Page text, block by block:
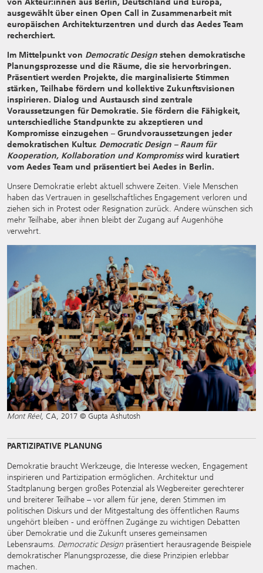
ausgewählt über einen Open Call in Zusammenarbeit mit
europäischen Architekturzentren und durch das Aedes Team
recherchiert.
Im Mittelpunkt von Democratic Design stehen demokratische
Planungsprozesse und die Räume, die sie hervorbringen.
Präsentiert werden Projekte, die marginalisierte Stimmen
stärken, Teilhabe fördern und kollektive Zukunftsvisionen
inspirieren. Dialog und Austausch sind zentrale
Voraussetzungen für Demokratie. Sie fördern die Fähigkeit,
unterschiedliche Standpunkte zu akzeptieren und
Kompromisse einzugehen – Grundvoraussetzungen jeder
demokratischen Kultur. Democratic Design – Raum für
Kooperation, Kollaboration und Kompromisswird kuratiert
vom Aedes Team und präsentiert bei Aedes in Berlin.
Unsere Demokratie erlebt aktuell schwere Zeiten. Viele Menschen
haben das Vertrauen in gesellschaftliches Engagement verloren und
ziehen sich in Protest oder Resignation zurück. Andere wünschen sich
mehr Teilhabe, aber ihnen bleibt der Zugang auf Augenhöhe
verwehrt.
Mont Réel, CA, 2017 © Gupta Ashutosh
PARTIZIPATIVE PLANUNG
Demokratie braucht Werkzeuge, die Interesse wecken, Engagement
inspirieren und Partizipation ermöglichen. Architektur und
Stadtplanung bergen großes Potenzial als Wegbereiter gerechterer
und breiterer Teilhabe – vor allem für jene, deren Stimmen im
politischen Diskurs und der Mitgestaltung des öffentlichen Raums
ungehört bleiben - und eröffnen Zugänge zu wichtigen Debatten
über Demokratie und die Zukunft unseres gemeinsamen
Lebensraums. Democratic Design präsentiert herausragende Beispiele
demokratischer Planungsprozesse, die diese Prinzipien erlebbar
machen.